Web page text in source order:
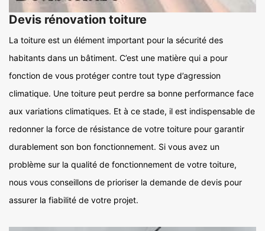
Devis rénovation toiture
La toiture est un élément important pour la sécurité des
habitants dans un bâtiment. C’est une matière qui a pour
fonction de vous protéger contre tout type d’agression
climatique. Une toiture peut perdre sa bonne performance face
aux variations climatiques. Et à ce stade, il est indispensable de
redonner la force de résistance de votre toiture pour garantir
durablement son bon fonctionnement. Si vous avez un
problème sur la qualité de fonctionnement de votre toiture,
nous vous conseillons de prioriser la demande de devis pour
assurer la fiabilité de votre projet.